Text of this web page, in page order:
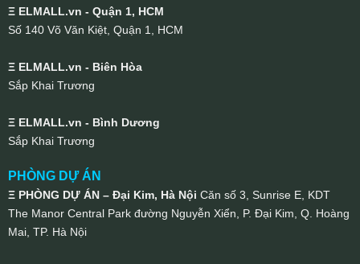
Ξ ELMALL.vn - Quận 1, HCM
Số 140 Võ Văn Kiệt, Quận 1, HCM
Ξ ELMALL.vn - Biên Hòa
Sắp Khai Trương
Ξ ELMALL.vn - Bình Dương
Sắp Khai Trương
PHÒNG DỰ ÁN
Ξ PHÒNG DỰ ÁN – Đại Kim, Hà Nội Căn số 3, Sunrise E, KDT
The Manor Central Park đường Nguyễn Xiển, P. Đại Kim, Q. Hoàng
Mai, TP. Hà Nội